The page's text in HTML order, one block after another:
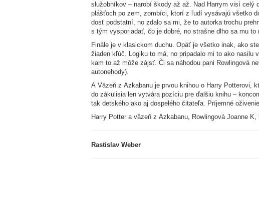
služobníkov – narobí škody až až. Nad Harrym visí celý
plášťoch po zem, zombíci, ktorí z ľudí vysávajú všetko
dosť podstatní, no zdalo sa mi, že to autorka trochu
s tým vysporiadať, čo je dobré, no strašne dlho sa mu
Finále je v klasickom duchu. Opäť je všetko inak, ako
žiaden kľúč. Logiku to má, no pripadalo mi to ako
kam to až môže zájsť. Či sa náhodou pani Rowlingová
autonehody).
A Väzeň z Azkabanu je prvou knihou o Harry Potterovi,
do zákulisia len vytvára pozíciu pre ďalšiu knihu –
tak detského ako aj dospelého čitateľa. Príjemné
Harry Potter a väzeň z Azkabanu, Rowlingová Joanne
Rastislav Weber